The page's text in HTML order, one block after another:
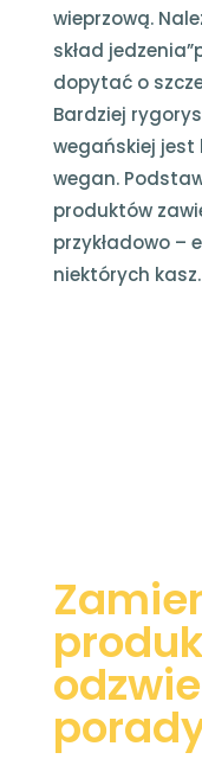
wieprzową.
skład
dopytać o
Bardziej
wegańskiej
wegan.
produktów
przykładowo –
niektórych kasz.